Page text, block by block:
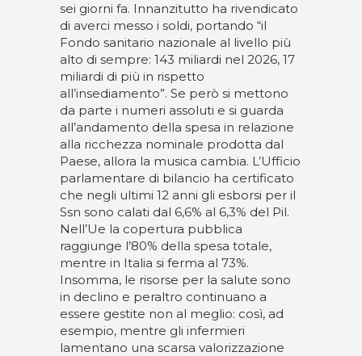
sei giorni fa. Innanzitutto ha rivendicato
di averci messo i soldi, portando “il
Fondo sanitario nazionale al livello più
alto di sempre: 143 miliardi nel 2026, 17
miliardi di più in rispetto
all’insediamento”. Se però si mettono
da parte i numeri assoluti e si guarda
all’andamento della spesa in relazione
alla ricchezza nominale prodotta dal
Paese, allora la musica cambia. L’Ufficio
parlamentare di bilancio ha certificato
che negli ultimi 12 anni gli esborsi per il
Ssn sono calati dal 6,6% al 6,3% del Pil.
Nell’Ue la copertura pubblica
raggiunge l’80% della spesa totale,
mentre in Italia si ferma al 73%.
Insomma, le risorse per la salute sono
in declino e peraltro continuano a
essere gestite non al meglio: così, ad
esempio, mentre gli infermieri
lamentano una scarsa valorizzazione